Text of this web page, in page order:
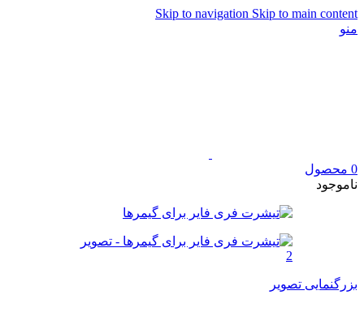
Skip to navigation Skip to main content
منو
0 محصول
ناموجود
بزرگنمایی تصویر